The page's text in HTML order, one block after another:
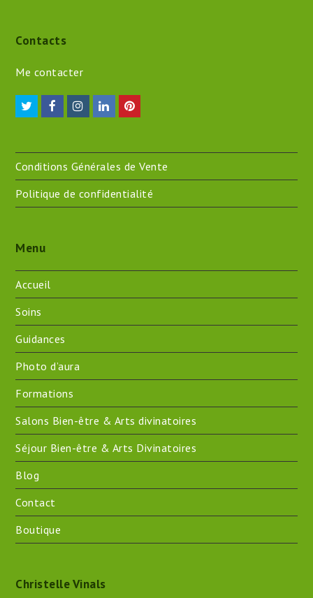
Contacts
Me contacter
TwitterFacebookInstagram
LinkedInPinterest
Conditions Générales de Vente
Politique de confidentialité
Menu
Accueil
Soins
Guidances
Photo d’aura
Formations
Salons Bien-être & Arts divinatoires
Séjour Bien-être & Arts Divinatoires
Blog
Contact
Boutique
Christelle Vinals